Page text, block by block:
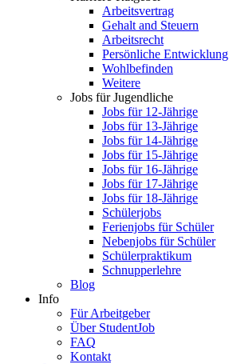
Arbeitsvertrag
Gehalt and Steuern
Arbeitsrecht
Persönliche Entwicklung
Wohlbefinden
Weitere
Jobs für Jugendliche
Jobs für 12-Jährige
Jobs für 13-Jährige
Jobs für 14-Jährige
Jobs für 15-Jährige
Jobs für 16-Jährige
Jobs für 17-Jährige
Jobs für 18-Jährige
Schülerjobs
Ferienjobs für Schüler
Nebenjobs für Schüler
Schülerpraktikum
Schnupperlehre
Blog
Info
Für Arbeitgeber
Über StudentJob
FAQ
Kontakt